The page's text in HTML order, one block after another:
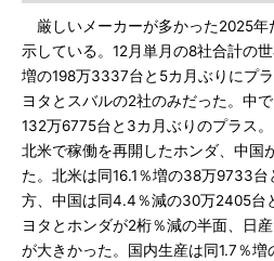
厳しいメーカーが多かった2025年
示している。12月単月の8社合計の
増の198万3337台と5カ月ぶりにプ
ヨタとスバルの2社のみだった。中
132万6775台と3カ月ぶりのプラス。
北米で稼働を再開したホンダ、中国
た。北米は同16.1％増の38万9733
方、中国は同4.4％減の30万2405台
ヨタとホンダが2桁％減の半面、日
が大きかった。国内生産は同1.7％